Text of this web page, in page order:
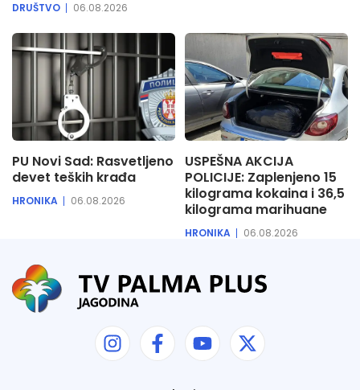
DRUŠTVO 06.08.2026
PU Novi Sad: Rasvetljeno
devet teških krađa
HRONIKA 06.08.2026
USPEŠNA AKCIJA
POLICIJE: Zaplenjeno 15
kilograma kokaina i 36,5
kilograma marihuane
HRONIKA 06.08.2026